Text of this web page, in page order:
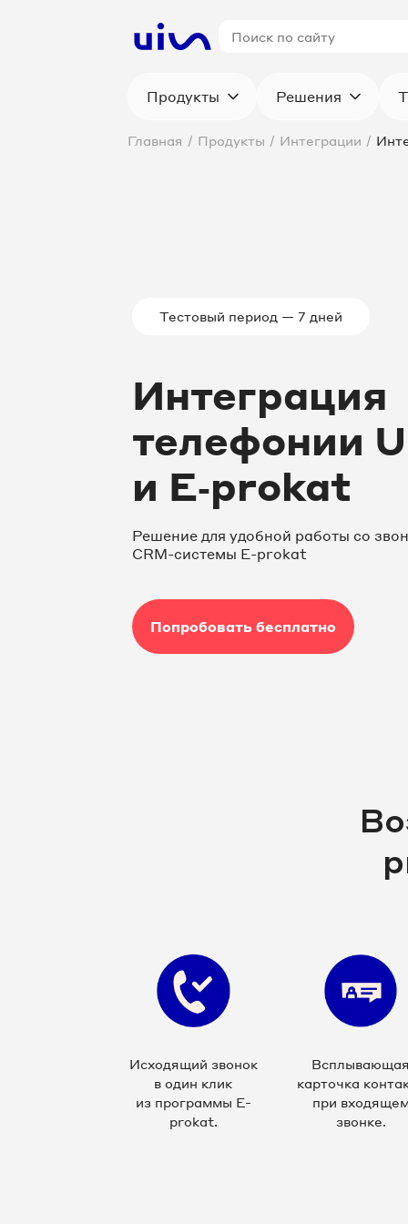
Продукты Решения
Главная / Продукты / Интеграции /
Тестовый период — 7 дней
Интеграция
телефонии
и E‑prokat
Решение для удобной работы со
СRM-системы E-prokat
Попробовать бесплатно
Исходящий звонок
в один клик
из программы E-
prokat.
карточка
при
звонке.